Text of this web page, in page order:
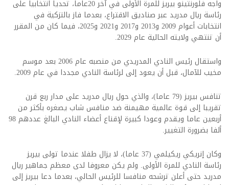
واجه فلورنتينو بيريز للمرة الأولى في آخر 20عاما، تحديا انتخابيا على
رئاسة ريال مدريد عبر صناديق الاقتراع، بعدما فاز بالتزكية في
انتخابات أعوام 2009 و2013 و2017 و2021 و2025، فيما كان من المقرر
أن تنتهي ولايته الحالية عام 2029.
واستقال رئيس النادي المدريدي من منصبه عام 2006 بعد موسم
مخيب للآمال، قبل أن يعود إلى لرئاسة النادي مجددا في عام 2009.
تنافس بيريز (79 عاما)، والذي حول ريال مدريد على مدار ربع قرن
تقريبا إلى قوة عالمية مهيمنة ضد منافس شاب يصغره بأكثر من
أربعين عاما ويقدم وعودا كبيرة لإقناع أعضاء النادي البالغ عددهم 98
ألفا بضرورة التغيير.
وكان إنريكي ريكيلمي (37 عاما)، لا يزال طفلا عندما تولى بيريز
رئاسة النادي للمرة الأولى. ولم يكن معروفا لدى معظم جماهير ريال
مدريد حتى أعلن ترشحه منافسا للرئيس الحالي، بعدما دعا بيريز إلى